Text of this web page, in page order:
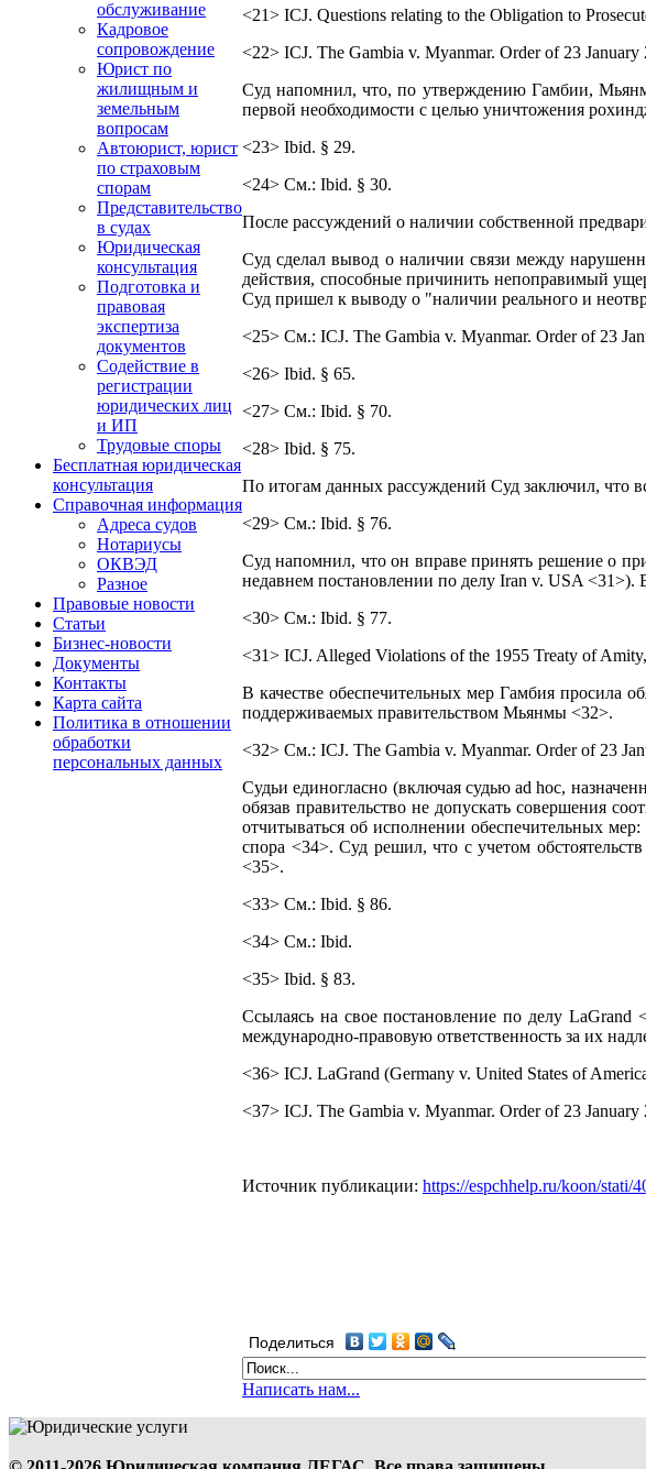
обслуживание
Кадровое
сопровождение
Юрист по
жилищным и
земельным
вопросам
Автоюрист, юрист
по страховым
спорам
Представительство
в судах
Юридическая
консультация
Подготовка и
правовая
экспертиза
документов
Содействие в
регистрации
юридических лиц
и ИП
Трудовые споры
Бесплатная юридическая
консультация
Справочная информация
Адреса судов
Нотариусы
ОКВЭД
Разное
Правовые новости
Статьи
Бизнес-новости
Документы
Контакты
Карта сайта
Политика в отношении
обработки
персональных данных
<21> ICJ. Questions relating to the Obligation to
<22> ICJ. The Gambia v. Myanmar. Order of 23 January
Суд напомнил, что, по утверждению Гамбии,
первой необходимости с целью уничтожения
<23> Ibid. § 29.
<24> См.: Ibid. § 30.
После рассуждений о наличии собственной
Суд сделал вывод о наличии связи между
действия, способные причинить непоправимый
Суд пришел к выводу о "наличии реального и
<25> См.: ICJ. The Gambia v. Myanmar. Order of 23
<26> Ibid. § 65.
<27> См.: Ibid. § 70.
<28> Ibid. § 75.
По итогам данных рассуждений Суд заключил, что
<29> См.: Ibid. § 76.
Суд напомнил, что он вправе принять решение о
недавнем постановлении по делу Iran v. USA
<30> См.: Ibid. § 77.
<31> ICJ. Alleged Violations of the 1955 Treaty of
В качестве обеспечительных мер Гамбия просила
поддерживаемых правительством Мьянмы <32>.
<32> См.: ICJ. The Gambia v. Myanmar. Order of 23
Судьи единогласно (включая судью ad hoc,
обязав правительство не допускать совершения
отчитываться об исполнении обеспечительных
спора <34>. Суд решил, что с учетом
<35>.
<33> См.: Ibid. § 86.
<34> См.: Ibid.
<35> Ibid. § 83.
Ссылаясь на свое постановление по делу LaGrand
международно-правовую ответственность за их
<36> ICJ. LaGrand (Germany v. United States of
<37> ICJ. The Gambia v. Myanmar. Order of 23 January
Источник публикации: https://espchhelp.ru/koon/stati/
Поделиться
Написать нам...